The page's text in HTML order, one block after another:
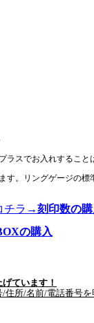
スでお入れすること
。リングゲージの標
チラ→刻印数の購
の購入
ています！
所/名前/電話番号を